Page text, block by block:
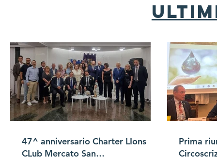
47^ anniversario Charter LIons
CLub Mercato San
Prima